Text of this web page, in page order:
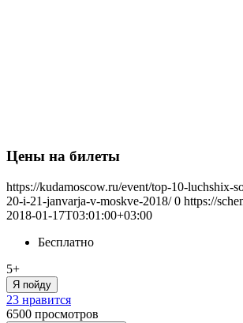
Цены на билеты
https://kudamoscow.ru/event/top-10-luchshix-
20-i-21-janvarja-v-moskve-2018/ 0 https://
2018-01-17T03:01:00+03:00
Бесплатно
5+
Я пойду
23 нравится
6500 просмотров